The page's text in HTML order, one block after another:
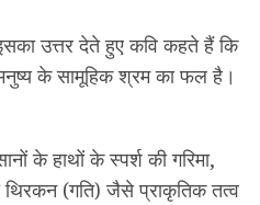
उत्तर देते हुए कवि कहते हैं कि
के सामूहिक श्रम का फल है।
के हाथों के स्पर्श की गरिमा,
थिरकन (गति) जैसे प्राकृतिक तत्व